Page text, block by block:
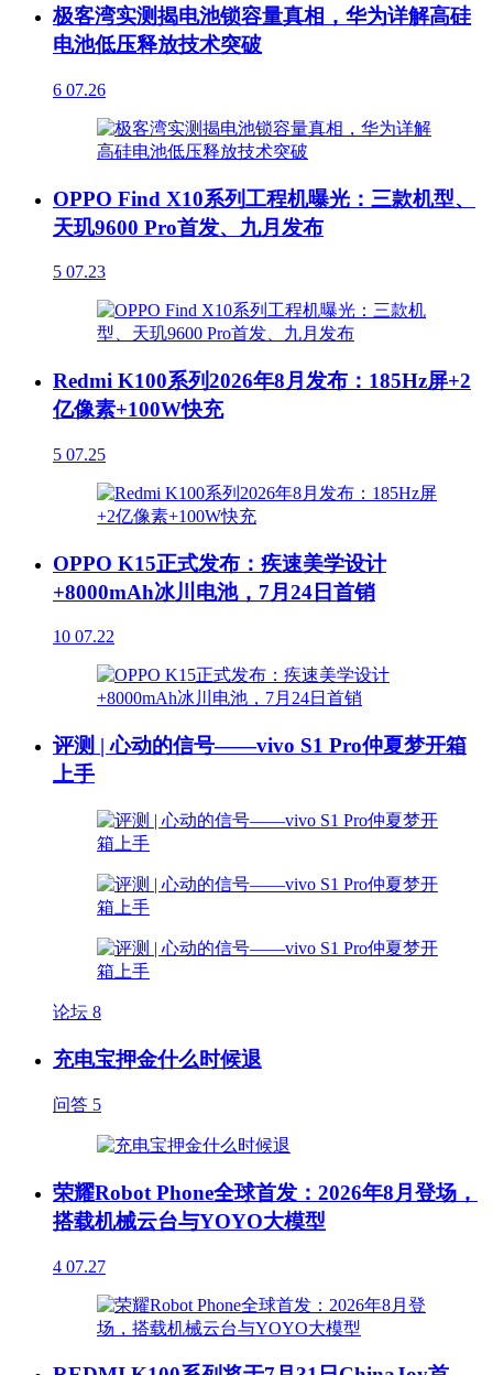
极客湾实测揭电池锁容量真相，华为详解高硅
电池低压释放技术突破
6 07.26
OPPO Find X10系列工程机曝光：三款机型、
天玑9600 Pro首发、九月发布
5 07.23
Redmi K100系列2026年8月发布：185Hz屏+2
亿像素+100W快充
5 07.25
OPPO K15正式发布：疾速美学设计
+8000mAh冰川电池，7月24日首销
10 07.22
评测 | 心动的信号——vivo S1 Pro仲夏梦开箱
上手
论坛 8
充电宝押金什么时候退
问答 5
荣耀Robot Phone全球首发：2026年8月登场，
搭载机械云台与YOYO大模型
4 07.27